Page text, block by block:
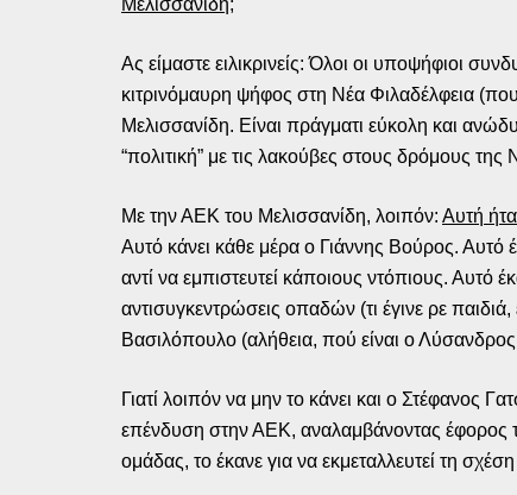
Μελισσανίδη;
Ας είμαστε ειλικρινείς: Όλοι οι υποψήφιοι
κιτρινόμαυρη ψήφος στη Νέα Φιλαδέλφεια
Μελισσανίδη. Είναι πράγματι εύκολη και
“πολιτική” με τις λακούβες στους δρόμους
Με την ΑΕΚ του Μελισσανίδη, λοιπόν: Αυτή
Αυτό κάνει κάθε μέρα ο Γιάννης Βούρος.
αντί να εμπιστευτεί κάποιους ντόπιους.
αντισυγκεντρώσεις οπαδών (τι έγινε ρε
Βασιλόπουλο (αλήθεια, πού είναι ο
Γιατί λοιπόν να μην το κάνει και ο Στέφανος
επένδυση στην ΑΕΚ, αναλαμβάνοντας έφορος
ομάδας, το έκανε για να εκμεταλλευτεί τη